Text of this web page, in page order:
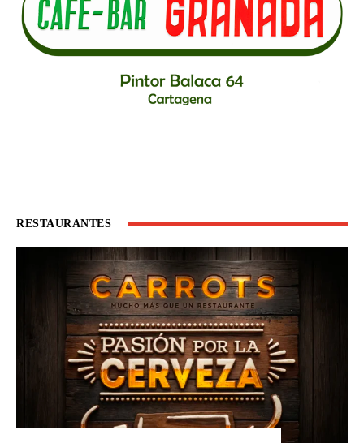
RESTAURANTES